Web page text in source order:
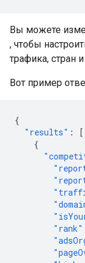
Вы можете
, чтобы
трафика, стран и
Вот пример
{
"results" :
[
{
"rank"